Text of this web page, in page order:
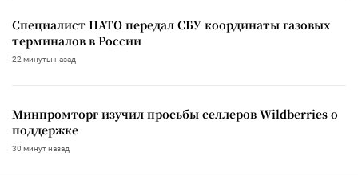
Специалист НАТО передал СБУ координаты газовых
терминалов в России
22 минуты назад
Минпромторг изучил просьбы селлеров Wildberries о
поддержке
30 минут назад